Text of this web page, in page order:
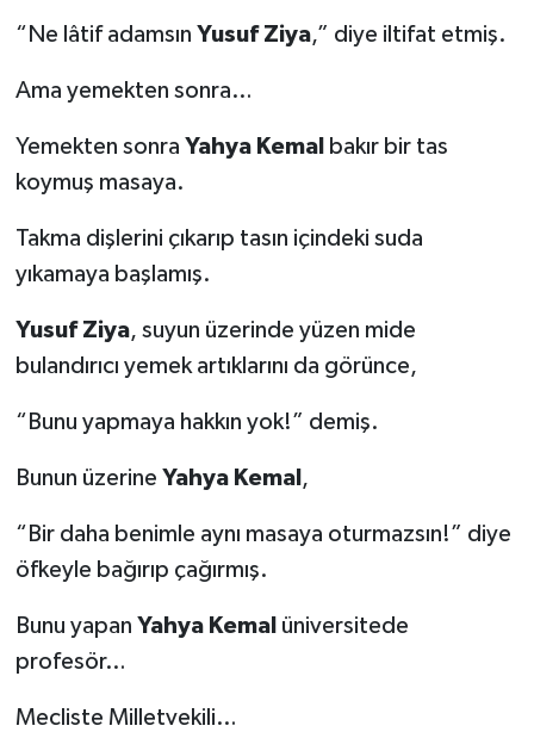
“Ne lâtif adamsın Yusuf Ziya,” diye iltifat etmiş.
Ama yemekten sonra…
Yemekten sonra Yahya Kemal bakır bir tas
koymuş masaya.
Takma dişlerini çıkarıp tasın içindeki suda
yıkamaya başlamış.
Yusuf Ziya, suyun üzerinde yüzen mide
bulandırıcı yemek artıklarını da görünce,
“Bunu yapmaya hakkın yok!” demiş.
Bunun üzerine Yahya Kemal ,
“Bir daha benimle aynı masaya oturmazsın!” diye
öfkeyle bağırıp çağırmış.
Bunu yapan Yahya Kemal üniversitede
profesör…
Mecliste Milletvekili…